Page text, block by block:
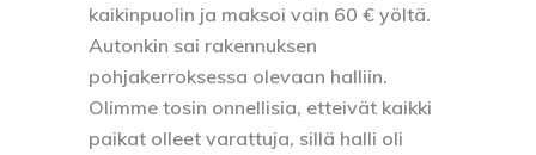
kaikinpuolin ja maksoi vain 60 € yöltä.
Autonkin sai rakennuksen
pohjakerroksessa olevaan halliin.
Olimme tosin onnellisia, etteivät kaikki
paikat olleet varattuja, sillä halli oli